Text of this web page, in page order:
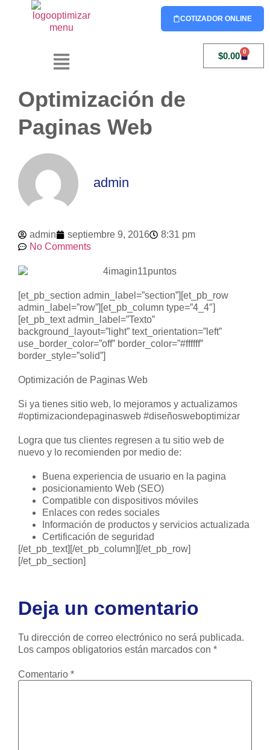
COTIZADOR ONLINE
$0.00 0
Optimización de
Paginas Web
admin
admin septiembre 9, 2016
8:31 pm
No Comments
[et_pb_section admin_label=”section”][et_pb_row
admin_label=”row”][et_pb_column type=”4_4″]
[et_pb_text admin_label=”Texto”
background_layout=”light” text_orientation=”left”
use_border_color=”off” border_color=”#ffffff”
border_style=”solid”]
Optimización de Paginas Web
Si ya tienes sitio web, lo mejoramos y actualizamos
#optimizaciondepaginasweb #diseñosweboptimizar
Logra que tus clientes regresen a tu sitio web de
nuevo y lo recomienden por medio de:
Buena experiencia de usuario en la pagina
posicionamiento Web (SEO)
Compatible con dispositivos móviles
Enlaces con redes sociales
Información de productos y servicios actualizada
Certificación de seguridad
[/et_pb_text][/et_pb_column][/et_pb_row]
[/et_pb_section]
Deja un comentario
Tu dirección de correo electrónico no será publicada.
Los campos obligatorios están marcados con *
Comentario *